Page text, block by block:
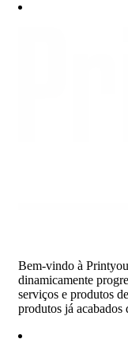
Bem-vindo à
dinamicamente
serviços e produtos
produtos já acabados